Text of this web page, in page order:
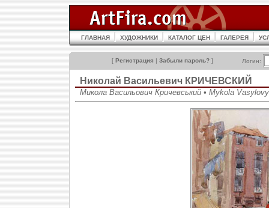
ГЛАВНАЯ ХУДОЖНИКИ КАТАЛОГ ЦЕН ГАЛЕРЕЯ
[ Регистрация | Забыли пароль? ] Логин:
Николай Васильевич КРИЧЕВСКИЙ
Микола Васильович Кричевський • Mykola